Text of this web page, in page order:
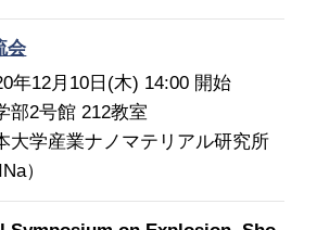
会
年12月10日(木) 14:00 開始
部2号館 212教室
大学産業ナノマテリアル研究所
）